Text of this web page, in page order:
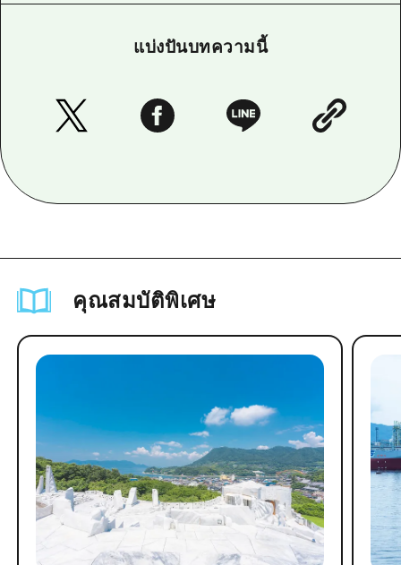
แบ่งปันบทความนี้
คุณสมบัติพิเศษ